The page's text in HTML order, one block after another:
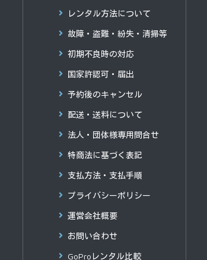
レンタル方法について
故障・盗難・紛失・清掃等
初期不良時の対応
国家許認可・届出
予約後のキャンセル
配送・送料について
法人・団体様専用問合せ
特商法に基づく表記
支払方法・支払手順
プライバシーポリシー
運営会社概要
お問い合わせ
GoProレンタル比較